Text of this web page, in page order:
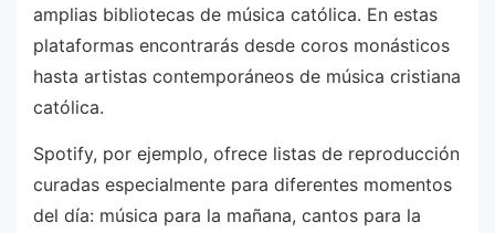
amplias bibliotecas de música católica. En estas
plataformas encontrarás desde coros monásticos
hasta artistas contemporáneos de música cristiana
católica.
Spotify, por ejemplo, ofrece listas de reproducción
curadas especialmente para diferentes momentos
del día: música para la mañana, cantos para la